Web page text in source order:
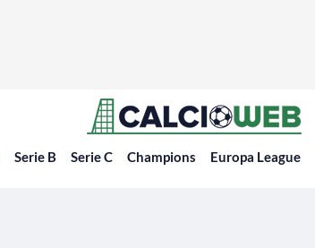
Serie B Serie C Champions Europa League